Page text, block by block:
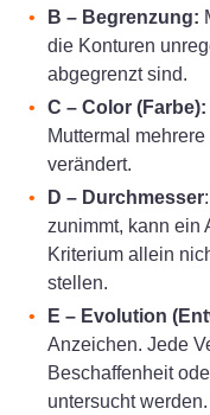
B – Begrenzung:
die Konturen
abgegrenzt sind.
C – Color (Farbe):
Muttermal
verändert.
D – Durchmesser
zunimmt, kann ein
Kriterium allein
stellen.
E – Evolution
Anzeichen. Jede
Beschaffenheit
untersucht werden.